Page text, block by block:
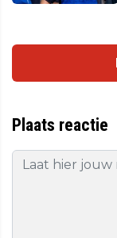
Plaats reactie